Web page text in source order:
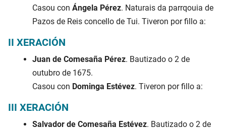
Casou con Ángela Pérez. Naturais da parrqouia de
Pazos de Reis concello de Tui. Tiveron por fillo a:
II XERACIÓN
Juan de Comesaña Pérez. Bautizado o 2 de
outubro de 1675.
Casou con Dominga Estévez. Tiveron por fillo a:
III XERACIÓN
Salvador de Comesaña Estévez. Bautizado o 2 de